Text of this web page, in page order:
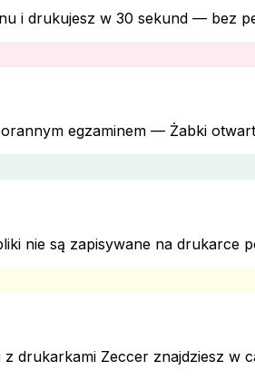
i drukujesz w 30 sekund — bez
egzaminem — Żabki
nie są zapisywane na drukarce
drukarkami Zeccer znajdziesz w